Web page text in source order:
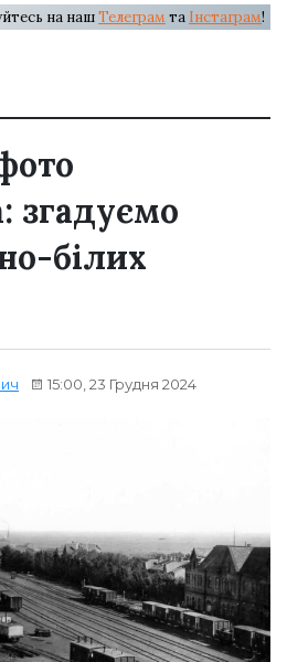
на нашТелеграм та Інстаграм!
згадуємо
білих
15:00, 23 Грудня 2024